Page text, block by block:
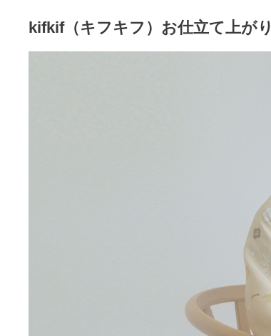
kifkif（キフキフ）お仕立て上がり